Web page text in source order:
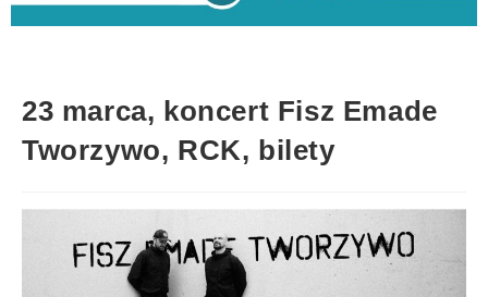
23 marca, koncert Fisz Emade
Tworzywo, RCK, bilety